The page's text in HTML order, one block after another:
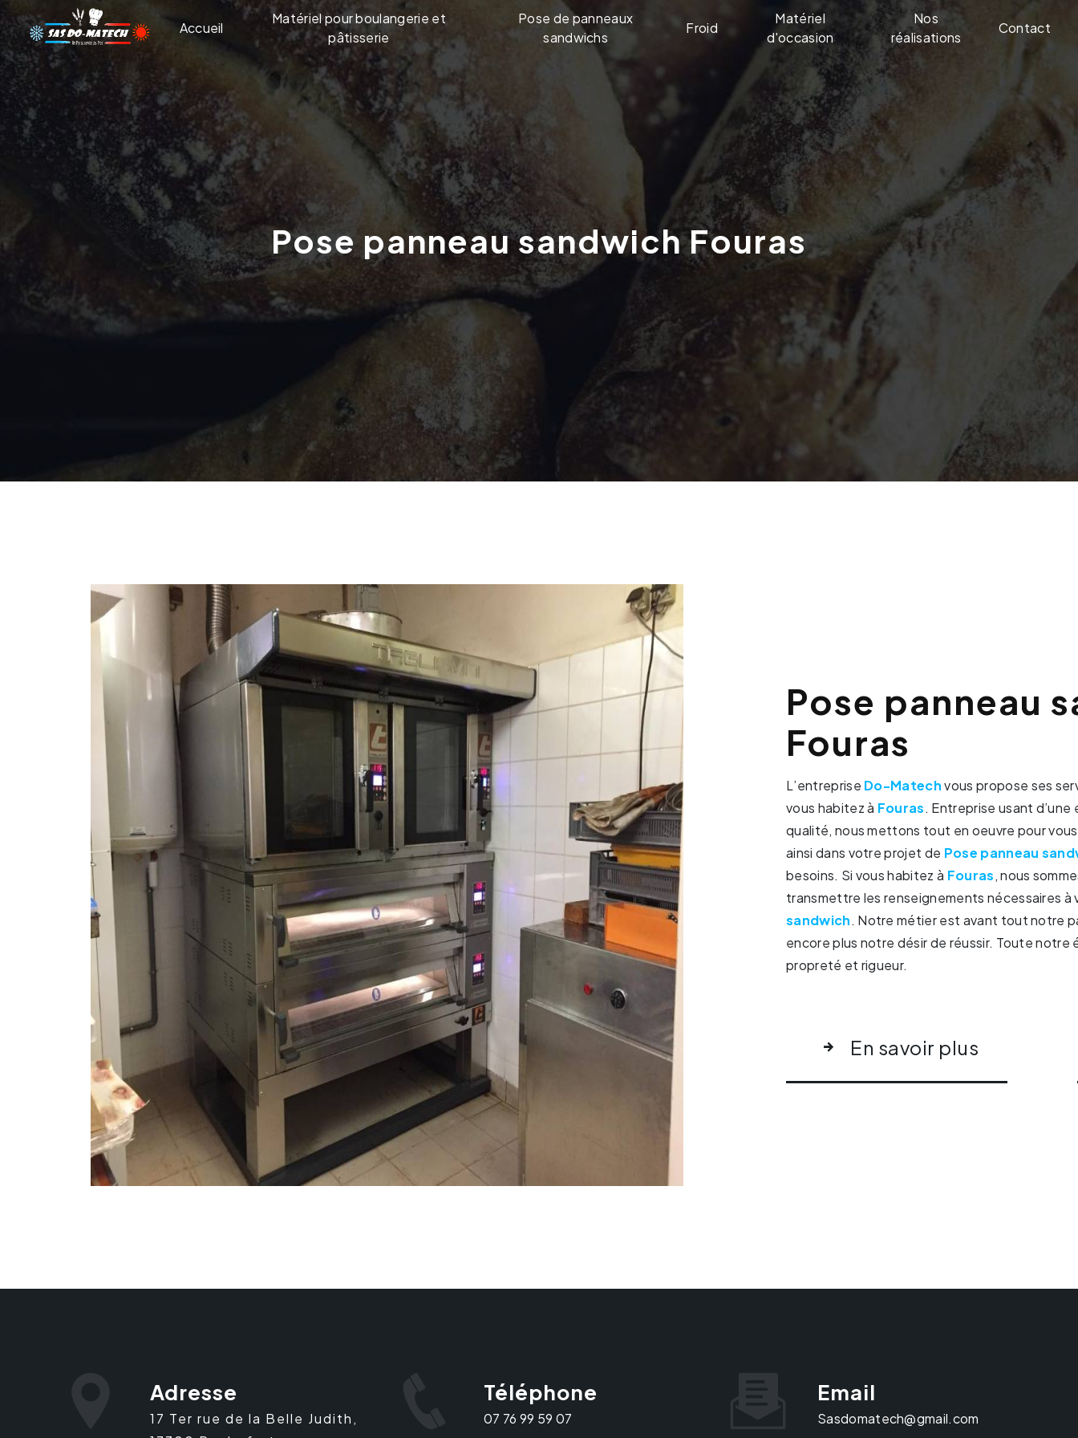
Accueil
Matériel pour boulangerie et
pâtisserie
Pose de panneaux
sandwichs
Froid
Matériel
d'occasion
Nos
réalisations
Contact
Pose panneau sandwich Fouras
Pose panneau sandwich à
Fouras
L’entreprise Do-Matechvous propose ses
vous habitez à Fouras. Entreprise usant
qualité, nous mettons tout en oeuvre pour
ainsi dans votre projet de Pose panneau
besoins. Si vous habitez à Fouras, nous
transmettre les renseignements nécessaires
sandwich. Notre métier est avant tout notre
encore plus notre désir de réussir. Toute
propreté et rigueur.
En savoir plus
Adresse
17 Ter rue de la Belle Judith,
Téléphone
07 76 99 59 07
Email
sasdomatech@gmail.com
Panneau de gestion des cookies